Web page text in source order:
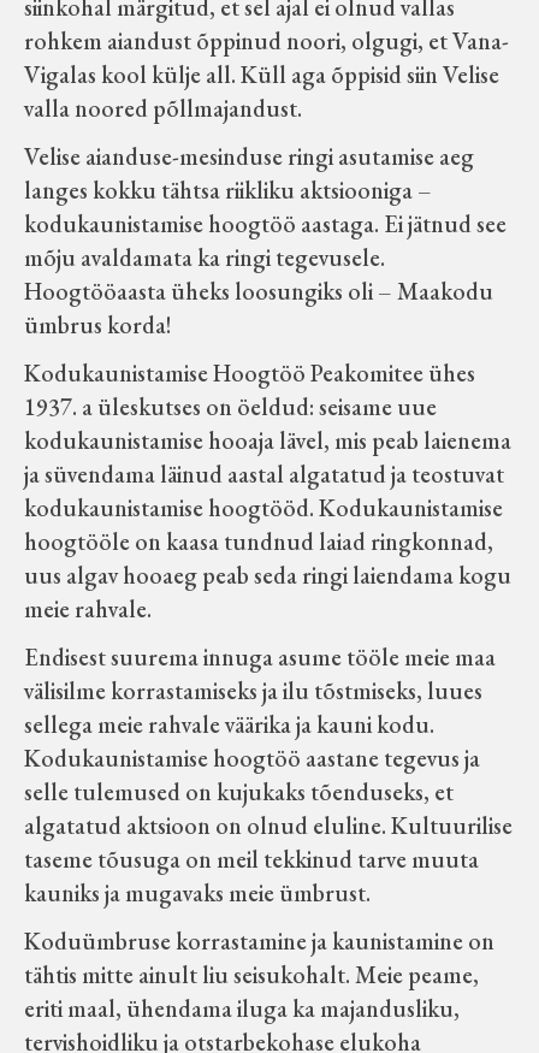
Virtuaalnäitused
Otsi
Tagasiside
Koduleht on teoks saanud tänu Sillaotsa
Muuseumisõprade Seltsingu, Kohaliku
Omaalgatuse Programmi ja Märjamaa
Vallavalitsuse abile.
siinkohal märgitud, et sel ajal ei olnud vallas
rohkem aiandust õppinud noori, olgugi, et Vana-
Vigalas kool külje all. Küll aga õppisid siin Velise
valla noored põllmajandust.
Velise aianduse-mesinduse ringi asutamise aeg
langes kokku tähtsa riikliku aktsiooniga –
kodukaunistamise hoogtöö aastaga. Ei jätnud see
mõju avaldamata ka ringi tegevusele.
Hoogtööaasta üheks loosungiks oli – Maakodu
ümbrus korda!
Kodukaunistamise Hoogtöö Peakomitee ühes
1937. a üleskutses on öeldud: seisame uue
kodukaunistamise hooaja lävel, mis peab laienema
ja süvendama läinud aastal algatatud ja teostuvat
kodukaunistamise hoogtööd. Kodukaunistamise
hoogtööle on kaasa tundnud laiad ringkonnad,
uus algav hooaeg peab seda ringi laiendama kogu
meie rahvale.
Endisest suurema innuga asume tööle meie maa
välisilme korrastamiseks ja ilu tõstmiseks, luues
sellega meie rahvale väärika ja kauni kodu.
Kodukaunistamise hoogtöö aastane tegevus ja
selle tulemused on kujukaks tõenduseks, et
algatatud aktsioon on olnud eluline. Kultuurilise
taseme tõusuga on meil tekkinud tarve muuta
kauniks ja mugavaks meie ümbrust.
Koduümbruse korrastamine ja kaunistamine on
tähtis mitte ainult liu seisukohalt. Meie peame,
eriti maal, ühendama iluga ka majandusliku,
tervishoidliku ja otstarbekohase elukoha